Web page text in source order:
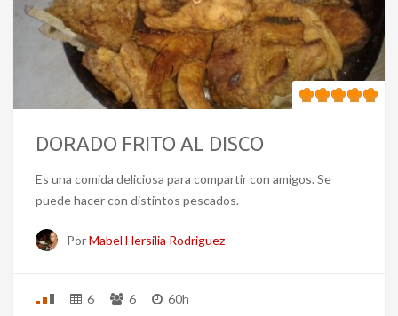
DORADO FRITO AL DISCO
Es una comida deliciosa para compartir con amigos. Se
puede hacer con distintos pescados.
PorMabel Hersilia Rodriguez
6 6 60h